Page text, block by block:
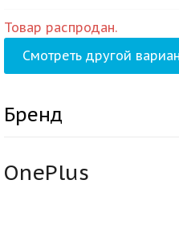
Товар распродан.
Смотреть другой
Бренд
OnePlus